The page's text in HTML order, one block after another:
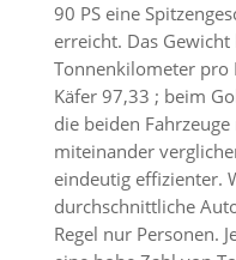
90 PS eine
erreicht. Das
Tonnenkilometer pro
Käfer 97,33 ; beim
die beiden
miteinander
eindeutig effizienter.
durchschnittliche
Regel nur Personen.